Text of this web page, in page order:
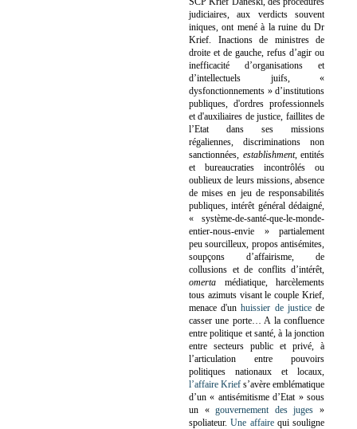
judiciaires, aux verdicts souvent
iniques, ont mené à la ruine du Dr
Krief. Inactions de ministres de
droite et de gauche, refus d’agir ou
inefficacité d’organisations et
d’intellectuels juifs, «
dysfonctionnements » d’institutions
publiques, d'ordres professionnels
et d'auxiliaires de justice, faillites de
l’Etat dans ses missions
régaliennes, discriminations non
sanctionnées, establishment, entités
et bureaucraties incontrôlés ou
oublieux de leurs missions, absence
de mises en jeu de responsabilités
publiques, intérêt général dédaigné,
« système-de-santé-que-le-monde-
entier-nous-envie » partialement
peu sourcilleux, propos antisémites,
soupçons d’affairisme, de
collusions et de conflits d’intérêt,
omerta médiatique, harcèlements
tous azimuts visant le couple Krief,
menace d'unhuissier de justicede
casser une porte… A la confluence
entre politique et santé, à la jonction
entre secteurs public et privé, à
l’articulation entre pouvoirs
politiques nationaux et locaux,
l’affaire Krief s’avère emblématique
d’un « antisémitisme d’Etat » sous
un «gouvernement des juges »
spoliateur.Une affairequi souligne